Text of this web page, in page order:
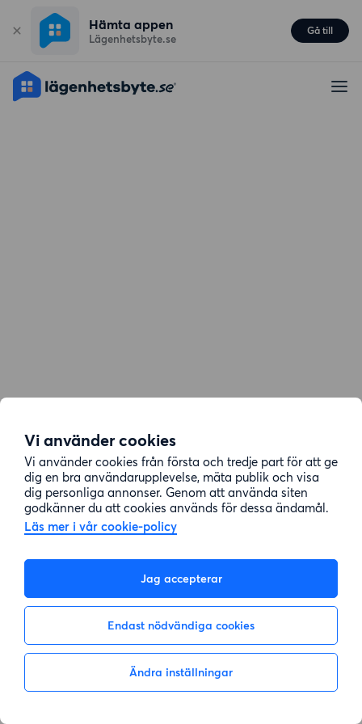
Vi använder cookies
Vi använder cookies från första och tredje part för att ge
dig en bra användarupplevelse, mäta publik och visa
dig personliga annonser. Genom att använda siten
godkänner du att cookies används för dessa ändamål.
Läs mer i vår cookie-policy
Jag accepterar
Endast nödvändiga cookies
Ändra inställningar
Hämta appen
Lägenhetsbyte.se
Gå till